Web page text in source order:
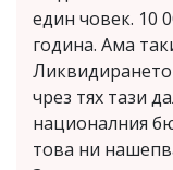
един човек. 10
година. Ама
чрез тях тази
националния
това ни